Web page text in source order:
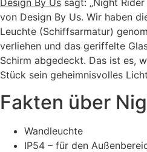
Design By Us sagt: „Night
von Design By Us. Wir haben
Leuchte (Schiffsarmatur)
verliehen und das geriffelte
Schirm abgedeckt. Das ist es,
Stück sein geheimnisvolles
Fakten über
Wandleuchte
IP54 – für den